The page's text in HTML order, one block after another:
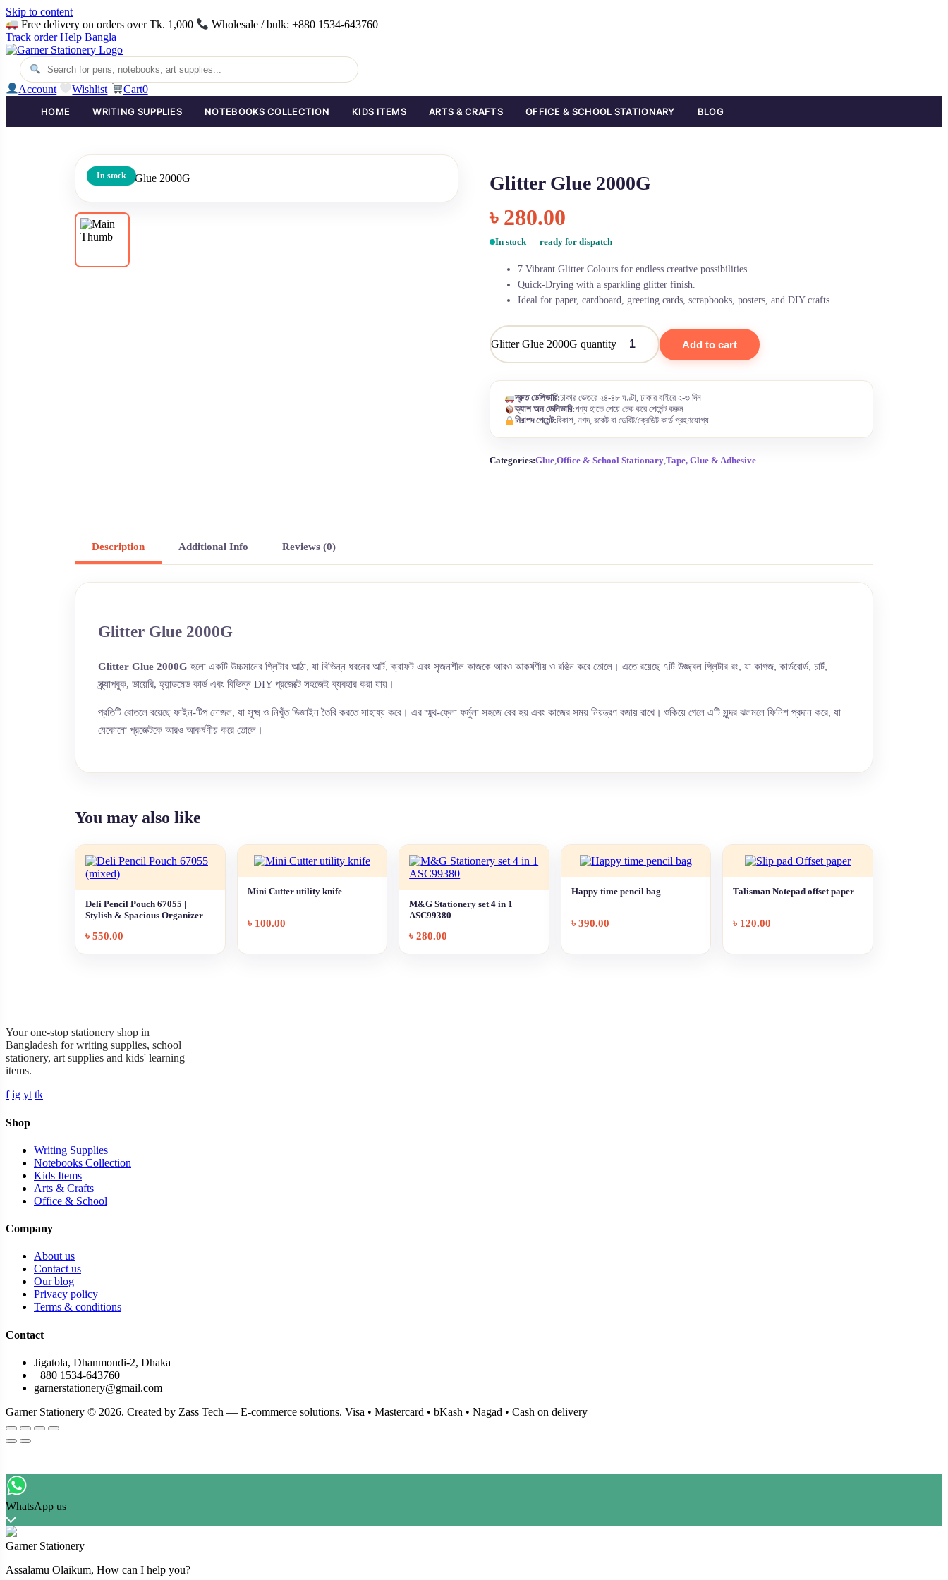
Skip to content
Free delivery on orders over Tk. 1,000
Wholesale / bulk: +880 1534-643760
Track order Help Bangla
Account Wishlist Cart0
HOME WRITING SUPPLIES NOTEBOOKS COLLECTION KIDS ITEMS ARTS & CRAFTS OFFICE & SCHOOL STATIONARY BLOG
In stock Glitter Glue 2000G
৳ 280.00
In stock — ready for dispatch
7 Vibrant Glitter Colours for endless creative possibilities.
Quick-Drying with a sparkling glitter finish.
Ideal for paper, cardboard, greeting cards, scrapbooks, posters, and DIY crafts.
Glitter Glue 2000G quantity Add to cart
দ্রুত ডেলিভারি:ঢাকার ভেতরে ২৪-৪৮ ঘণ্টা, ঢাকার বাইরে ২-৩ দিন
ক্যাশ অন ডেলিভারি:পণ্য হাতে পেয়ে চেক করে পেমেন্ট করুন
নিরাপদ পেমেন্ট:বিকাশ, নগদ, রকেট বা ডেবিট/ক্রেডিট কার্ড গ্রহণযোগ্য
Categories:Glue,Office & School Stationary,Tape, Glue & Adhesive
Description Additional Info Reviews (0)
Glitter Glue 2000G
Glitter Glue 2000G হলো একটি উচ্চমানের গ্লিটার আঠা, যা বিভিন্ন ধরনের আর্ট, ক্রাফট এবং সৃজনশীল কাজকে আরও আকর্ষণীয় ও রঙিন করে তোলে। এতে রয়েছে ৭টি উজ্জ্বল গ্লিটার রং, যা কাগজ, কার্ডবোর্ড, চার্ট,
স্ক্র্যাপবুক, ডায়েরি, হ্যান্ডমেড কার্ড এবং বিভিন্ন DIY প্রজেক্টে সহজেই ব্যবহার করা যায়।
প্রতিটি বোতলে রয়েছে ফাইন-টিপ নোজল, যা সূক্ষ্ম ও নিখুঁত ডিজাইন তৈরি করতে সাহায্য করে। এর স্মুথ-ফ্লো ফর্মুলা সহজে বের হয় এবং কাজের সময় নিয়ন্ত্রণ বজায় রাখে। শুকিয়ে গেলে এটি সুন্দর ঝলমলে ফিনিশ প্রদান করে, যা
যেকোনো প্রজেক্টকে আরও আকর্ষণীয় করে তোলে।
You may also like
Deli Pencil Pouch 67055 |
Stylish & Spacious Organizer
৳ 550.00
Mini Cutter utility knife
৳ 100.00
M&G Stationery set 4 in 1
ASC99380
৳280.00
Happy time pencil bag
৳ 390.00
Talisman Notepad offset paper
৳ 120.00
Your one-stop stationery shop in
Bangladesh for writing supplies, school
stationery, art supplies and kids' learning
items.
f ig yt tk
Shop
Writing Supplies
Notebooks Collection
Kids Items
Arts & Crafts
Office & School
Company
About us
Contact us
Our blog
Privacy policy
Terms & conditions
Contact
Jigatola, Dhanmondi-2, Dhaka
+880 1534-643760
garnerstationery@gmail.com
Garner Stationery © 2026. Created by Zass Tech — E-commerce solutions. Visa • Mastercard • bKash • Nagad • Cash on delivery
WhatsApp us
Garner Stationery
Assalamu Olaikum, How can I help you?